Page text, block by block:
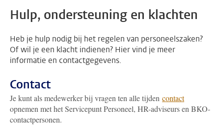
Hulp, ondersteuning en klachten
Heb je hulp nodig bij het regelen van personeelszaken?
Of wil je een klacht indienen? Hier vind je meer
informatie en contactgegevens.
Contact
Je kunt als medewerker bij vragen ten alle tijden contact
opnemen met het Servicepunt Personeel, HR-adviseurs en BKO-
contactpersonen.